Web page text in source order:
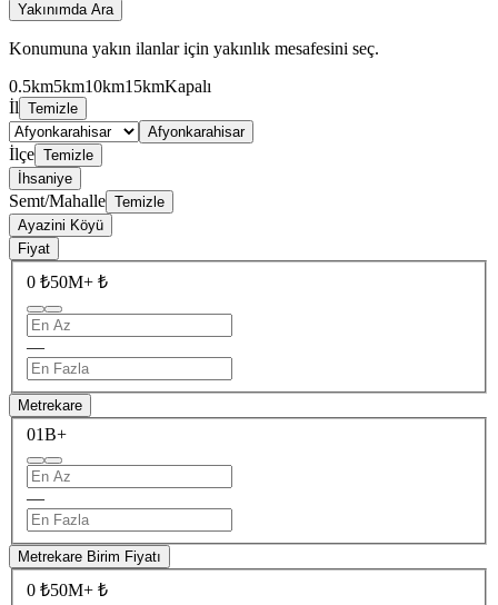
Yakınımda Ara
Konumuna yakın ilanlar için yakınlık mesafesini seç.
0.5km5km10km15kmKapalı
İl Temizle
Afyonkarahisar
İlçe Temizle
İhsaniye
Semt/Mahalle Temizle
Ayazini Köyü
Fiyat
0 ₺50M+ ₺
—
Metrekare
01B+
—
Metrekare Birim Fiyatı
0 ₺50M+ ₺